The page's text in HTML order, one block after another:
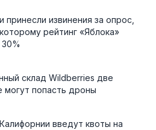
принесли извинения за опрос,
рейтинг «Яблока»
склад Wildberries две
могут попасть дроны
введут квоты на